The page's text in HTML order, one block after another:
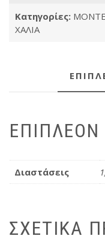
Κατηγορίες:
ΧΑΛΙΑ
Διαστάσεις
ΣΧΕΤΙΚΆ